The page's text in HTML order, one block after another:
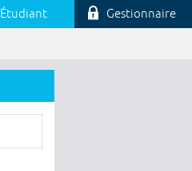
Étudiant Gestionnaire